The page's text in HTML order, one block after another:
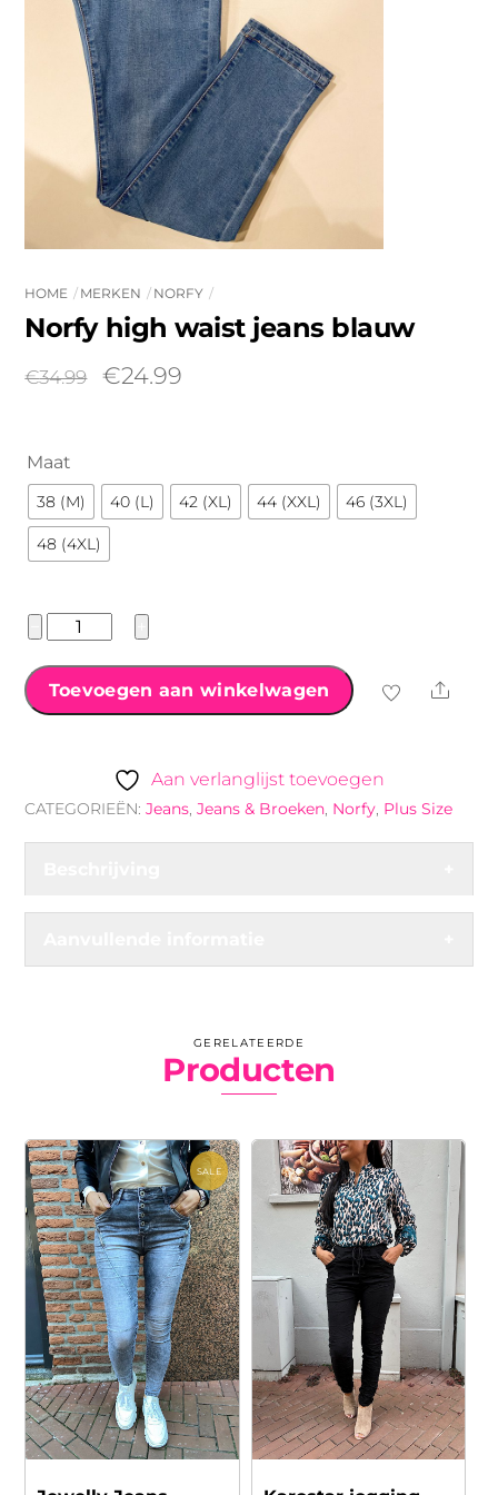
HOME MERKEN NORFY
Norfy high waist jeans blauw
€34.99
Oorspronkelijke
€24.99Huidige
Maat
38 (M) 40 (L) 42 (XL) 44 (XXL) 46 (3XL)
48 (4XL)
Norfy
waist
jeans
Toevoegen aan winkelwagen Share
Aan verlanglijst toevoegen
CATEGORIEËN:Jeans,Jeans & Broeken, Norfy, Plus Size
GERELATEERDE
Producten
SALE